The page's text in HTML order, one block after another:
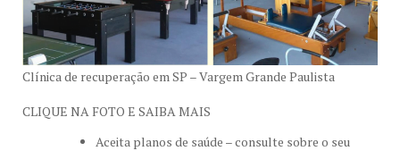
Clínica de recuperação em SP – Vargem Grande Paulista
CLIQUE NA FOTO E SAIBA MAIS
Aceita planos de saúde – consulte sobre o seu